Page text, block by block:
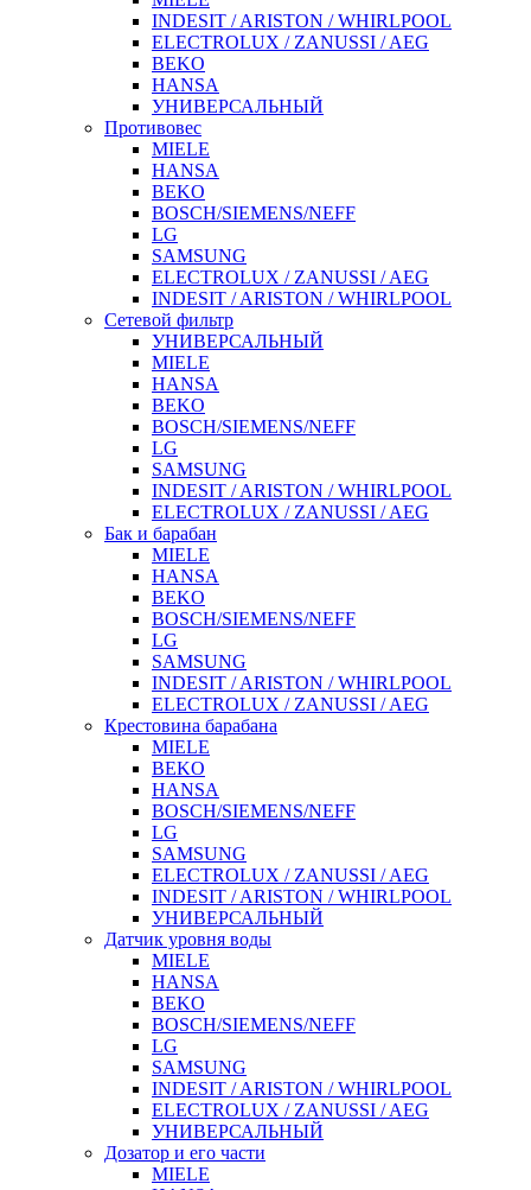
INDESIT / ARISTON / WHIRLPOOL
ELECTROLUX / ZANUSSI / AEG
BEKO
HANSA
УНИВЕРСАЛЬНЫЙ
Противовес
MIELE
HANSA
BEKO
BOSCH/SIEMENS/NEFF
LG
SAMSUNG
ELECTROLUX / ZANUSSI / AEG
INDESIT / ARISTON / WHIRLPOOL
Сетевой фильтр
УНИВЕРСАЛЬНЫЙ
MIELE
HANSA
BEKO
BOSCH/SIEMENS/NEFF
LG
SAMSUNG
INDESIT / ARISTON / WHIRLPOOL
ELECTROLUX / ZANUSSI / AEG
Бак и барабан
MIELE
HANSA
BEKO
BOSCH/SIEMENS/NEFF
LG
SAMSUNG
INDESIT / ARISTON / WHIRLPOOL
ELECTROLUX / ZANUSSI / AEG
Крестовина барабана
MIELE
BEKO
HANSA
BOSCH/SIEMENS/NEFF
LG
SAMSUNG
ELECTROLUX / ZANUSSI / AEG
INDESIT / ARISTON / WHIRLPOOL
УНИВЕРСАЛЬНЫЙ
Датчик уровня воды
MIELE
HANSA
BEKO
BOSCH/SIEMENS/NEFF
LG
SAMSUNG
INDESIT / ARISTON / WHIRLPOOL
ELECTROLUX / ZANUSSI / AEG
УНИВЕРСАЛЬНЫЙ
Дозатор и его части
MIELE